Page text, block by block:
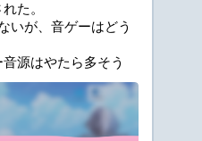
た。
いが、音ゲーはどう
源はやたら多そう